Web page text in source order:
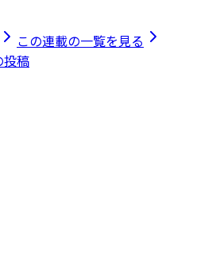
この連載の一覧を見る
投稿